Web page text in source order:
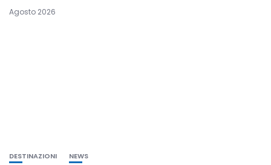
Agosto 2026
DESTINAZIONI NEWS